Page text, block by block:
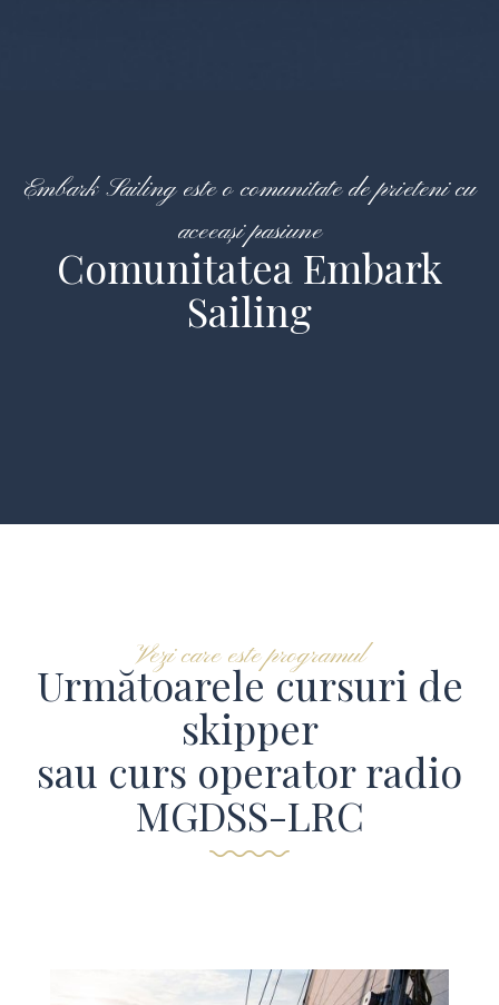
Embark Sailing este o comunitate de prieteni cu
aceeași pasiune
Comunitatea Embark
Sailing
Vezi care este programul
Următoarele cursuri de
skipper
sau curs operator radio
MGDSS-LRC